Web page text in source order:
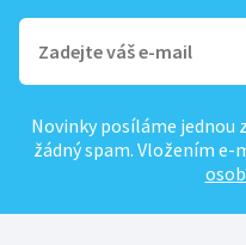
Novinky posíláme jednou
žádný spam. Vložením e-